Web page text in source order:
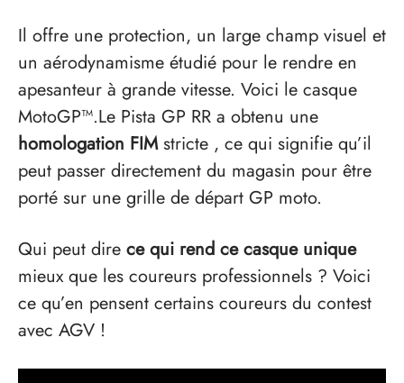
Il offre une protection, un large champ visuel et
un aérodynamisme étudié pour le rendre en
apesanteur à grande vitesse. Voici le casque
MotoGP™.Le Pista GP RR a obtenu une
homologation FIMstricte , ce qui signifie qu’il
peut passer directement du magasin pour être
porté sur une grille de départ GP moto.
Qui peut dire ce qui rend ce casque unique
mieux que les coureurs professionnels ? Voici
ce qu’en pensent certains coureurs du contest
avec AGV !